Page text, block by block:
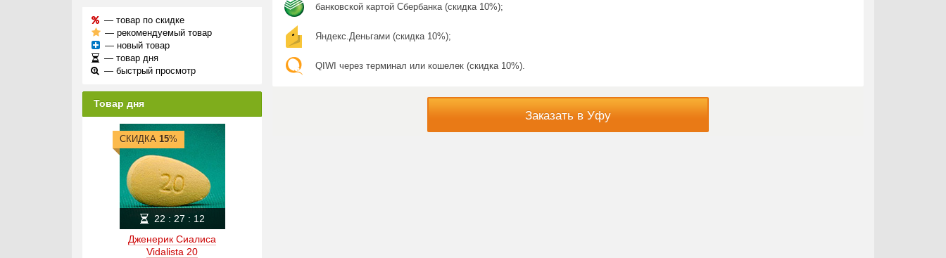
банковской картой Сбербанка (скидка 10%);
Яндекс.Деньгами (скидка 10%);
QIWI через терминал или кошелек (скидка 10%).
Заказать в Уфу
— товар по скидке
— рекомендуемый товар
— новый товар
— товар дня
— быстрый просмотр
Товар дня
Дженерик Сиалиса
Vidalista 20
СКИДКА 15%
22 : 27 : 12